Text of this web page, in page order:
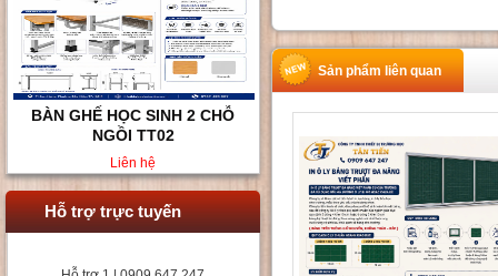
BÀN GHẾ HỌC SINH 2 CHỖ
NGỒI TT02
Liên hệ
Hỗ trợ trực tuyến
Sản phẩm liên quan